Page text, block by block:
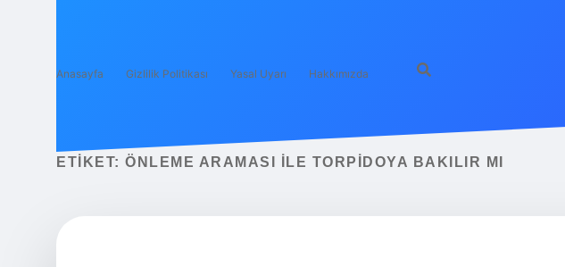
Anasayfa Gizlilik Politikası Yasal Uyarı Hakkımızda
ETIKET: ÖNLEME ARAMASI ILE TORPIDOYA BAKILIR MI